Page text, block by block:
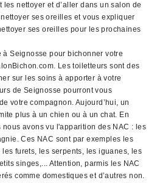
nettoyer et d’aller dans un salon de
ses oreilles et vous expliquer
ses oreilles pour les prochaines
Seignosse pour bichonner votre
Les toiletteurs sont des
sur les soins à apporter à votre
de Seignosse pourront vous
votre compagnon. Aujourd’hui, un
plus à un chien ou à un chat. En
avons vu l'apparition des NAC : les
Ces NAC sont par exemples les
furets, les serpents, les iguanes, les
singes,... Attention, parmis les NAC
comme domestiques et d’autres non.